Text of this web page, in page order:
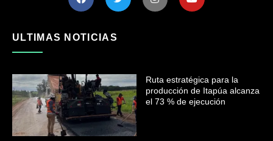
ULTIMAS NOTICIAS
Ruta estratégica para la
producción de Itapúa alcanza
el 73 % de ejecución